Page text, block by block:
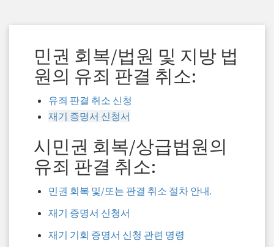
민권 회복/법원 및 지방 법
원의 유죄 판결 취소:
유죄 판결 취소 신청
재기 증명서 신청서
시민권 회복/상급법원의
유죄 판결 취소:
민권 회복 및/또는 판결 취소 절차 안내.
재기 증명서 신청서
재기 기회 증명서 신청 관련 명령